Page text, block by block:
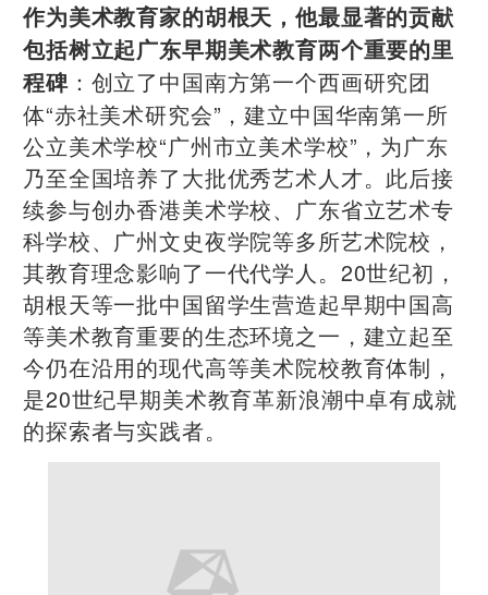
作为美术教育家的胡根天，他最显著的贡献
包括树立起广东早期美术教育两个重要的里
程碑：创立了中国南方第一个西画研究团
体“赤社美术研究会”，建立中国华南第一所
公立美术学校“广州市立美术学校”，为广东
乃至全国培养了大批优秀艺术人才。此后接
续参与创办香港美术学校、广东省立艺术专
科学校、广州文史夜学院等多所艺术院校，
其教育理念影响了一代代学人。20世纪初，
胡根天等一批中国留学生营造起早期中国高
等美术教育重要的生态环境之一，建立起至
今仍在沿用的现代高等美术院校教育体制，
是20世纪早期美术教育革新浪潮中卓有成就
的探索者与实践者。